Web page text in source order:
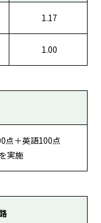
1.17
1.00
点＋英語100点
実施